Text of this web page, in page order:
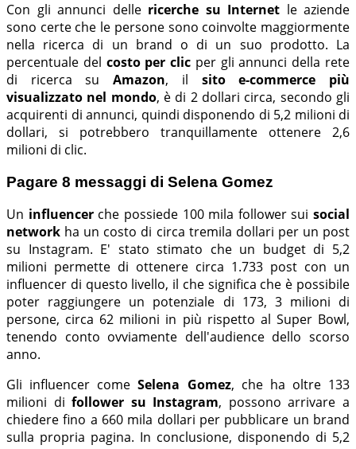
Con gli annunci delle ricerche su Internet le aziende
sono certe che le persone sono coinvolte maggiormente
nella ricerca di un brand o di un suo prodotto. La
percentuale del costo per clic per gli annunci della rete
di ricerca suAmazon, il sito e-commerce più
visualizzato nel mondo, è di 2 dollari circa, secondo gli
acquirenti di annunci, quindi disponendo di 5,2 milioni di
dollari, si potrebbero tranquillamente ottenere 2,6
milioni di clic.
Pagare 8 messaggi di Selena Gomez
Un influencerche possiede 100 mila follower sui social
network ha un costo di circa tremila dollari per un post
su Instagram. E' stato stimato che un budget di 5,2
milioni permette di ottenere circa 1.733 post con un
influencer di questo livello, il che significa che è possibile
poter raggiungere un potenziale di 173, 3 milioni di
persone, circa 62 milioni in più rispetto al Super Bowl,
tenendo conto ovviamente dell'audience dello scorso
anno.
Gli influencer comeSelena Gomez, che ha oltre 133
milioni difollower su Instagram, possono arrivare a
chiedere fino a 660 mila dollari per pubblicare un brand
sulla propria pagina. In conclusione, disponendo di 5,2